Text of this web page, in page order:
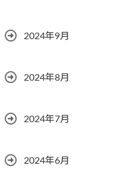
2024年9月
2024年8月
2024年7月
2024年6月